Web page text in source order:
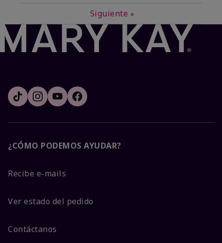
Siguiente »
¿CÓMO PODEMOS AYUDAR?
Recibe e-mails
Ver estado del pedido
Contáctanos